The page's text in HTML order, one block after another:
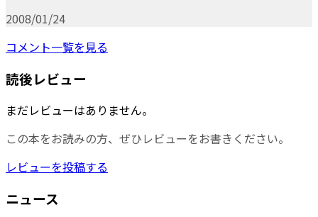
2008/01/24
コメント一覧を見る
読後レビュー
まだレビューはありません。
この本をお読みの方、ぜひレビューをお書きください。
レビューを投稿する
ニュース